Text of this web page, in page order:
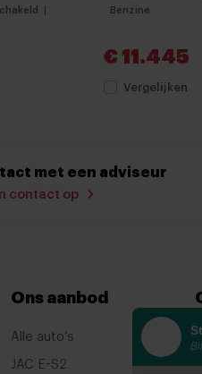
Benzine
€ 11.445
Vergelijken
met een adviseur
contact op
Ons aanbod
Alle auto’s
JAC E-S2